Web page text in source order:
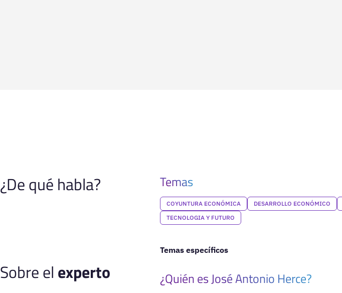
¿De qué habla? Temas
COYUNTURA ECONÓMICA DESARROLLO ECONÓMICO
TECNOLOGIA Y FUTURO
Temas específicos
Sobre el experto ¿Quién es José Antonio Herce?